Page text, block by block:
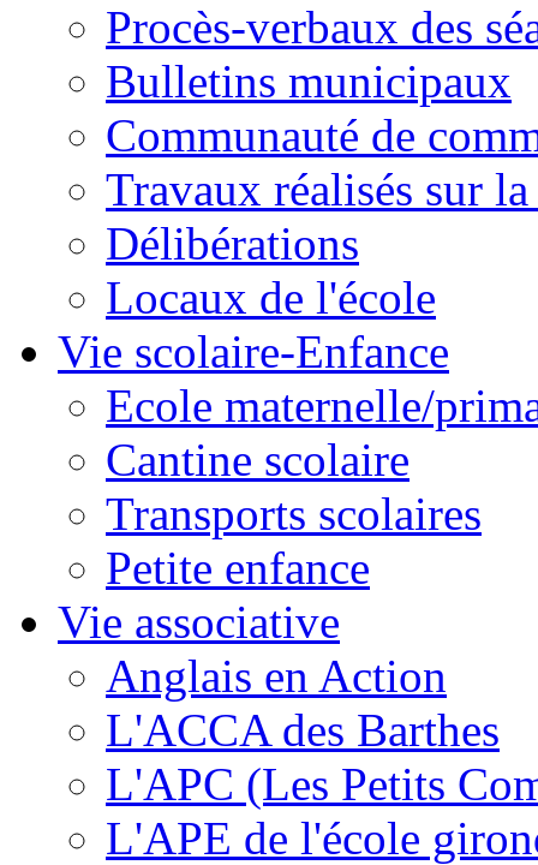
Procès-verbaux des
Bulletins municipaux
Communauté de
Travaux réalisés sur
Délibérations
Locaux de l'école
Vie scolaire-Enfance
Ecole maternelle/
Cantine scolaire
Transports scolaires
Petite enfance
Vie associative
Anglais en Action
L'ACCA des Barthes
L'APC (Les Petits
L'APE de l'école